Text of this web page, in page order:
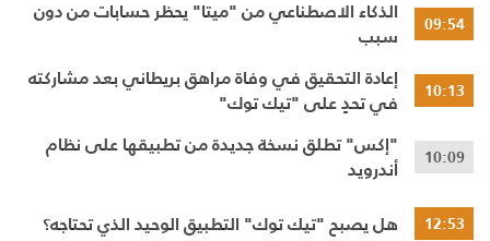
09:54
الذكاء الاصطناعي من "ميتا" يحظر حسابات من دون
سبب
10:13
إعادة التحقيق في وفاة مراهق بريطاني بعد مشاركته
في تحدٍ على "تيك توك"
10:09
"إكس" تطلق نسخة جديدة من تطبيقها على نظام
أندرويد
12:53
هل يصبح "تيك توك" التطبيق الوحيد الذي تحتاجه؟